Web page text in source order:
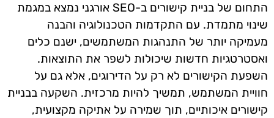
התחום של בניית קישורים ב-SEO אורגני נמצא במגמת
שינוי מתמדת. עם התקדמות הטכנולוגיה והבנה
מעמיקה יותר של התנהגות המשתמשים, ישנם כלים
ואסטרטגיות חדשות שיכולות לשפר את התוצאות.
השפעת הקישורים לא רק על הדירוגים, אלא גם על
חוויית המשתמש, תמשיך להיות מרכזית. השקעה בבניית
קישורים איכותיים, תוך שמירה על אתיקה מקצועית,